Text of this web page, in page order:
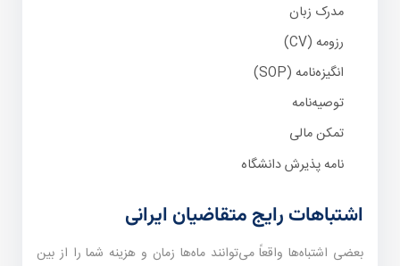
مدرک زبان
رزومه (CV)
انگیزه‌نامه (SOP)
توصیه‌نامه
تمکن مالی
نامه پذیرش دانشگاه
اشتباهات رایج متقاضیان ایرانی
بعضی اشتباه‌ها واقعاً می‌توانند ماه‌ها زمان و هزینه شما را از بین